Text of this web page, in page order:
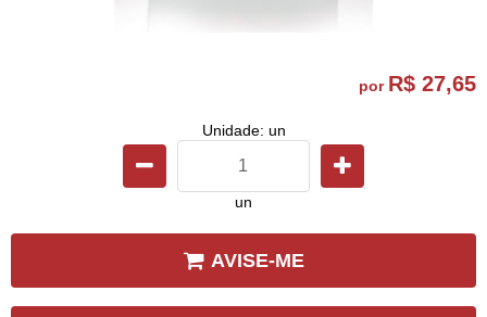
por R$ 27,65
Unidade: un
un
AVISE-ME